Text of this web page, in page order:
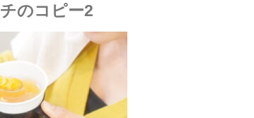
のコピー2